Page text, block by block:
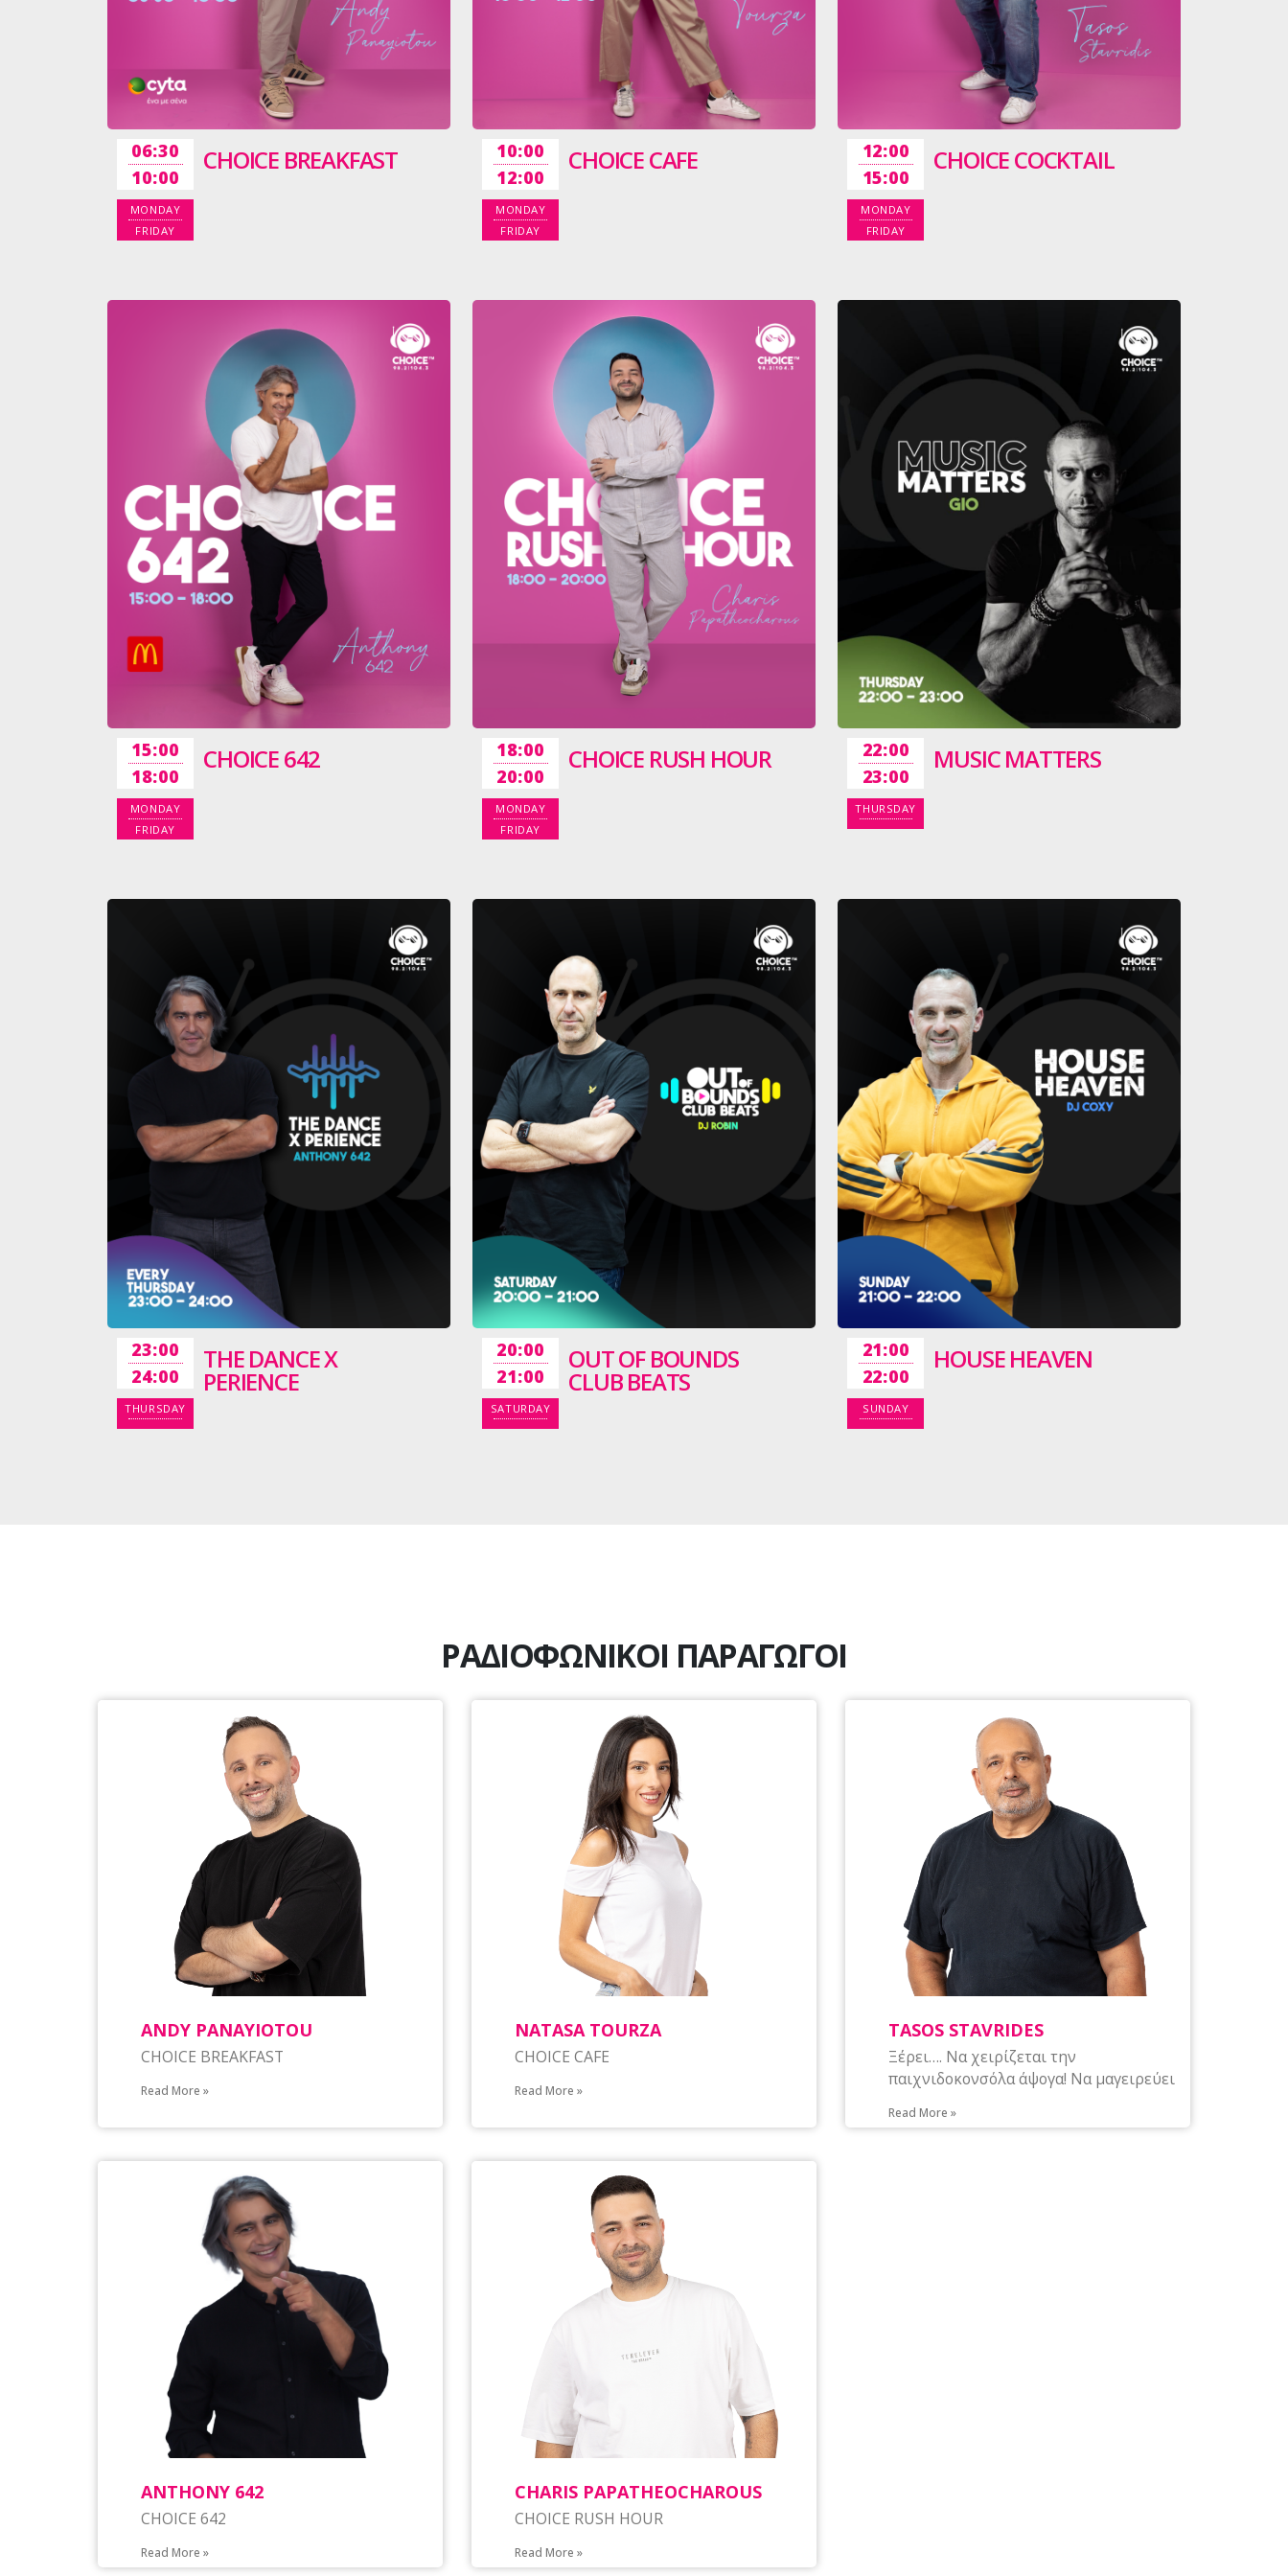
06:30
10:00
MONDAY
FRIDAY
CHOICE BREAKFAST
10:00
12:00
MONDAY
FRIDAY
CHOICE CAFE
12:00
15:00
MONDAY
FRIDAY
CHOICE COCKTAIL
15:00
18:00
MONDAY
FRIDAY
CHOICE 642
18:00
20:00
MONDAY
FRIDAY
CHOICE RUSH HOUR
22:00
23:00
THURSDAY
MUSIC MATTERS
23:00
24:00
THURSDAY
THE DANCE X
PERIENCE
20:00
21:00
SATURDAY
OUT OF BOUNDS
CLUB BEATS
21:00
22:00
SUNDAY
HOUSE HEAVEN
ΡΑΔΙΟΦΩΝΙΚΟΙ ΠΑΡΑΓΩΓΟΙ
ANDY PANAYIOTOU
CHOICE BREAKFAST
Read More »
NATASA TOURZA
CHOICE CAFE
Read More »
TASOS STAVRIDES
Ξέρει…. Να χειρίζεται την
παιχνιδοκονσόλα άψογα! Να μαγειρεύει
Read More »
ΑΝΤΗΟΝΥ 642
CHOICE 642
Read More »
CHARIS PAPATHEOCHAROUS
CHOICE RUSH HOUR
Read More »